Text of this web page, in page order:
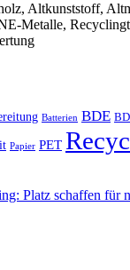
Altkunststoff,
Metalle,
Batterien BDE
Papier PET
Platz schaffen für